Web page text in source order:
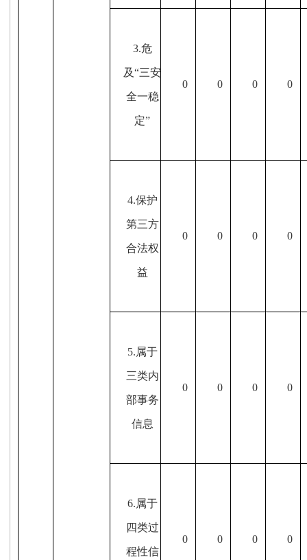
3.危
及“三安
全一稳
定”
0 0 0 0
4.保护
第三方
合法权
益
0 0 0 0
5.属于
三类内
部事务
信息
0 0 0 0
6.属于
四类过
程性信
0 0 0 0